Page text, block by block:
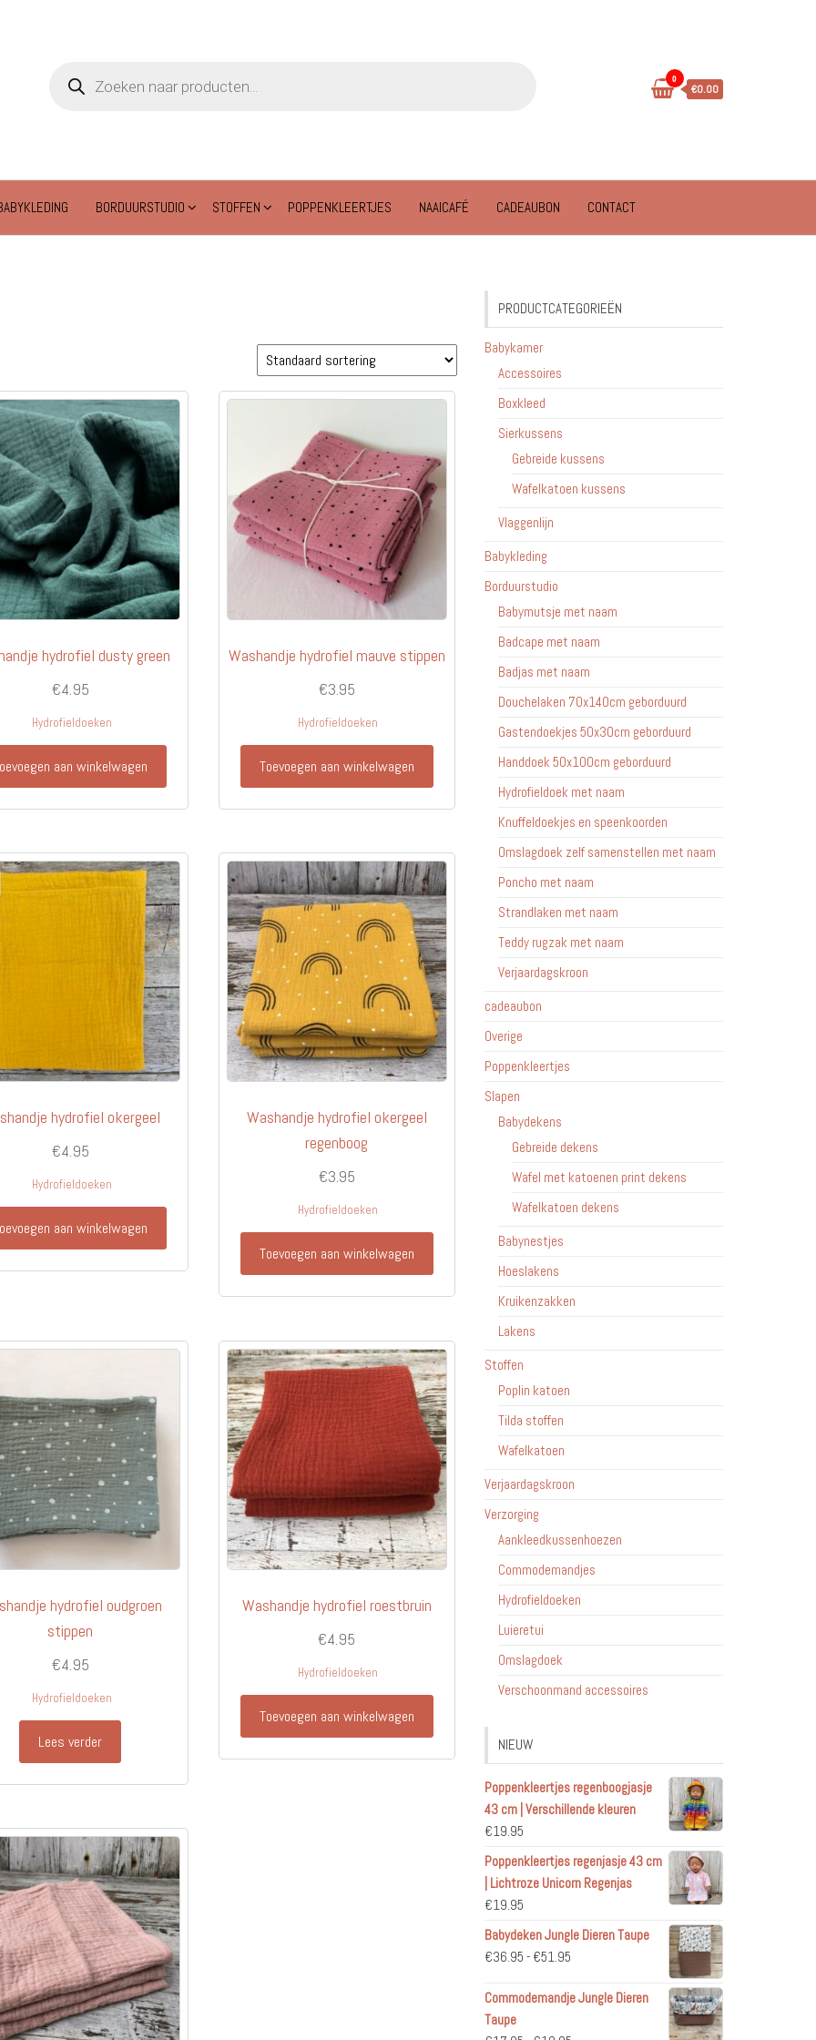
zoeken 0
€0.00
BORDUURSTUDIO STOFFEN POPPENKLEERTJES NAAICAFÉ CADEAUBON CONTACT
hydrofiel dusty green
€4.95
Hydrofieldoeken
aan winkelwagen
Washandje hydrofiel mauve stippen
€3.95
Hydrofieldoeken
Toevoegen aan winkelwagen
hydrofiel okergeel
€4.95
Hydrofieldoeken
aan winkelwagen
Washandje hydrofiel okergeel
regenboog
€3.95
Hydrofieldoeken
Toevoegen aan winkelwagen
hydrofiel oudgroen
stippen
€4.95
Hydrofieldoeken
Lees verder
Washandje hydrofiel roestbruin
€4.95
Hydrofieldoeken
Toevoegen aan winkelwagen
PRODUCTCATEGORIEËN
Babykamer
Accessoires
Boxkleed
Sierkussens
Gebreide kussens
Wafelkatoen kussens
Vlaggenlijn
Babykleding
Borduurstudio
Babymutsje met naam
Badcape met naam
Badjas met naam
Douchelaken 70x140cm geborduurd
Gastendoekjes 50x30cm geborduurd
Handdoek 50x100cm geborduurd
Hydrofieldoek met naam
Knuffeldoekjes en speenkoorden
Omslagdoek zelf samenstellen met naam
Poncho met naam
Strandlaken met naam
Teddy rugzak met naam
Verjaardagskroon
cadeaubon
Overige
Poppenkleertjes
Slapen
Babydekens
Gebreide dekens
Wafel met katoenen print dekens
Wafelkatoen dekens
Babynestjes
Hoeslakens
Kruikenzakken
Lakens
Stoffen
Poplin katoen
Tilda stoffen
Wafelkatoen
Verjaardagskroon
Verzorging
Aankleedkussenhoezen
Commodemandjes
Hydrofieldoeken
Luieretui
Omslagdoek
Verschoonmand accessoires
NIEUW
Poppenkleertjes regenboogjasje
43 cm | Verschillende kleuren
€19.95
Poppenkleertjes regenjasje 43 cm
| Lichtroze Unicorn Regenjas
€19.95
Babydeken Jungle Dieren Taupe
€36.95 - €51.95Prijsklasse:
tot
Commodemandje Jungle Dieren
Taupe